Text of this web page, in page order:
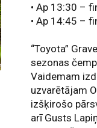
• Ap 13:30 –
• Ap 14:45 –
“Toyota”
sezonas
Vaidemam
uzvarētājam
izšķirošo
arī Gusts